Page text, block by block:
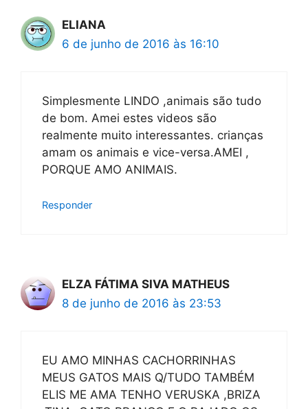
ELIANA
6 de junho de 2016 às 16:10
Simplesmente LINDO ,animais são tudo
de bom. Amei estes videos são
realmente muito interessantes. crianças
amam os animais e vice-versa.AMEI ,
PORQUE AMO ANIMAIS.
Responder
ELZA FÁTIMA SIVA MATHEUS
8 de junho de 2016 às 23:53
EU AMO MINHAS CACHORRINHAS
MEUS GATOS MAIS Q/TUDO TAMBÉM
ELIS ME AMA TENHO VERUSKA ,BRIZA